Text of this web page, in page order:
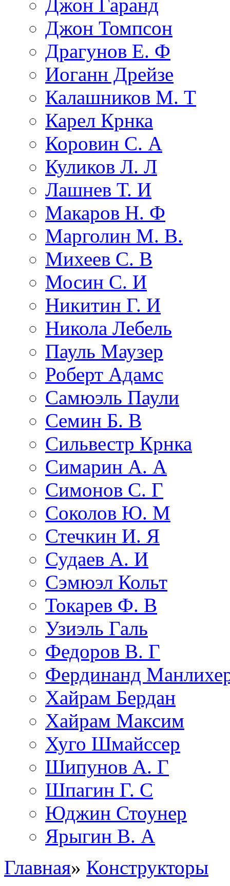
Джон Гаранд
Джон Томпсон
Драгунов Е. Ф
Иоганн Дрейзе
Калашников М. Т
Карел Крнка
Коровин С. А
Куликов Л. Л
Лашнев Т. И
Макаров Н. Ф
Марголин М. В.
Михеев С. В
Мосин С. И
Никитин Г. И
Никола Лебель
Пауль Маузер
Роберт Адамс
Самюэль Паули
Семин Б. В
Сильвестр Крнка
Симарин А. А
Симонов С. Г
Соколов Ю. М
Стечкин И. Я
Судаев А. И
Сэмюэл Кольт
Токарев Ф. В
Узиэль Галь
Федоров В. Г
Фердинанд
Хайрам Бердан
Хайрам Максим
Хуго Шмайссер
Шипунов А. Г
Шпагин Г. С
Юджин Стоунер
Ярыгин В. А
Главная» Конструкторы